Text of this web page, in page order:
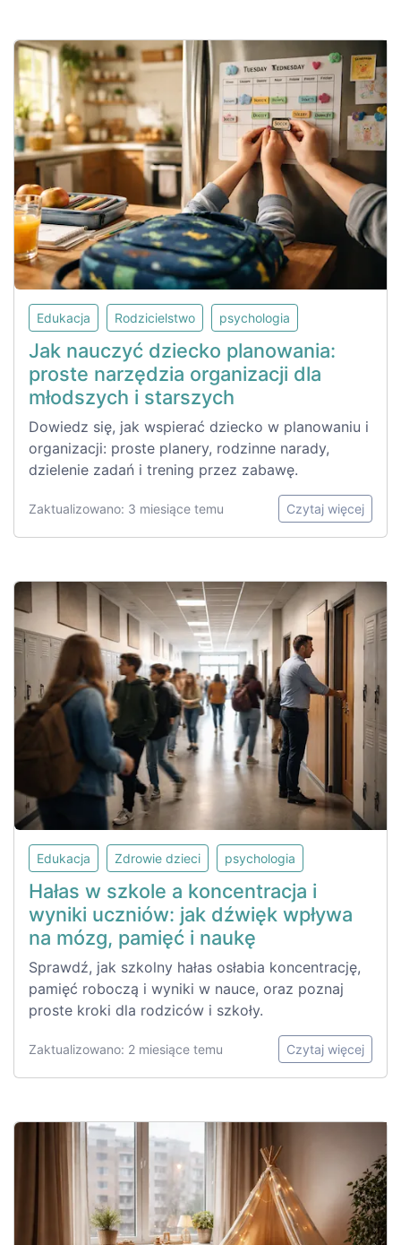
Edukacja Rodzicielstwo psychologia
Jak nauczyć dziecko planowania:
proste narzędzia organizacji dla
młodszych i starszych
Dowiedz się, jak wspierać dziecko w planowaniu i
organizacji: proste planery, rodzinne narady,
dzielenie zadań i trening przez zabawę.
Zaktualizowano: 3 miesiące temu Czytaj więcej
Edukacja Zdrowie dzieci psychologia
Hałas w szkole a koncentracja i
wyniki uczniów: jak dźwięk wpływa
na mózg, pamięć i naukę
Sprawdź, jak szkolny hałas osłabia koncentrację,
pamięć roboczą i wyniki w nauce, oraz poznaj
proste kroki dla rodziców i szkoły.
Zaktualizowano: 2 miesiące temu Czytaj więcej